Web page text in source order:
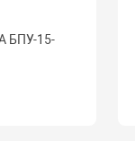
БПУ-15-